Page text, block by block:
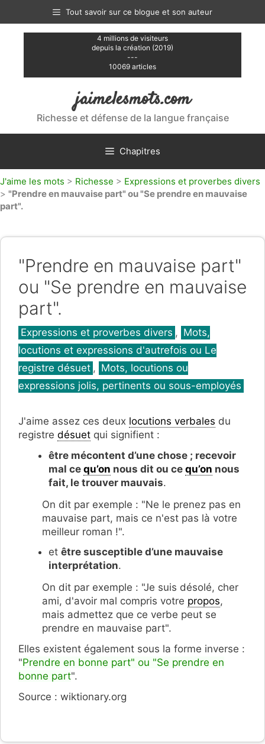
contenu
Tout savoir sur ce blogue et son auteur
4 millions de visiteurs
depuis la création (2019)
---
10069 articles
jaimelesmots.com
Richesse et défense de la langue française
Chapitres
J'aime les mots > Richesse > Expressions et proverbes divers
> "Prendre en mauvaise part" ou "Se prendre en mauvaise
part".
"Prendre en mauvaise part"
ou "Se prendre en mauvaise
part".
Catégories
Expressions et proverbes divers , Mots,
locutions et expressions d'autrefois ou Le
registre désuet , Mots, locutions ou
expressions jolis, pertinents ou sous-employés
J'aime assez ces deux locutions verbales du
registre désuet qui signifient :
être mécontent d’une chose ; recevoir
mal ce qu’on nous dit ou ce qu’on nous
fait, le trouver mauvais.
On dit par exemple : "Ne le prenez pas en
mauvaise part, mais ce n'est pas là votre
meilleur roman !".
et être susceptible d’une mauvaise
interprétation.
On dit par exemple : "Je suis désolé, cher
ami, d'avoir mal compris votre propos,
mais admettez que ce verbe peut se
prendre en mauvaise part".
Elles existent également sous la forme inverse :
"Prendre en bonne part" ou "Se prendre en
bonne part".
Source : wiktionary.org